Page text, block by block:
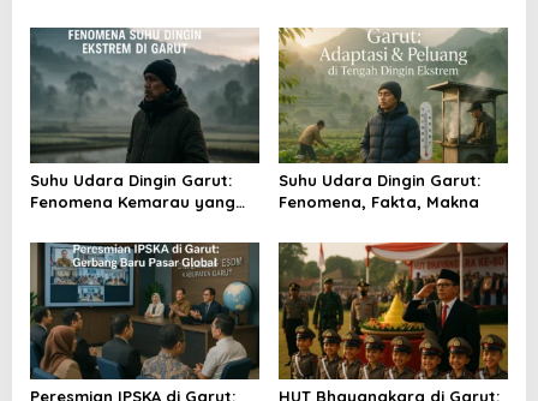
Suhu Udara Dingin Garut:
Fenomena Kemarau yang
Suhu Udara Dingin Garut:
Fenomena, Fakta, Makna
Peresmian IPSKA di Garut: HUT Bhayangkara di Garut: